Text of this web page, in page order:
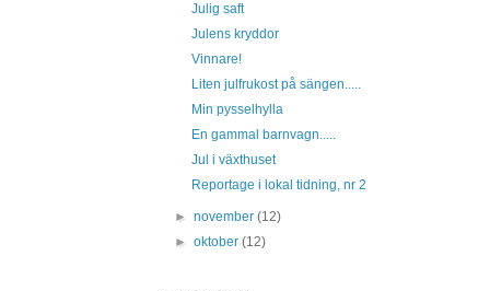
Julig saft
Julens kryddor
Vinnare!
Liten julfrukost på sängen.....
Min pysselhylla
En gammal barnvagn.....
Jul i växthuset
Reportage i lokal tidning, nr 2
►november(12)
►oktober(12)